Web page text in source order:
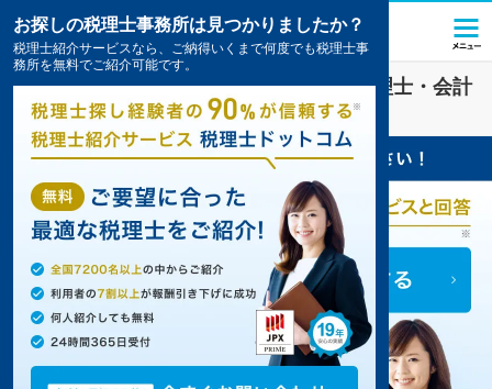
学校法人業界に強い盛岡市(岩手県)の税理士・会計
事務所の一覧1件掲載中
お探しの税理士事務所は見つかりましたか？
税理士紹介サービスなら、ご納得いくまで何度でも税理士事
務所を無料でご紹介可能です。